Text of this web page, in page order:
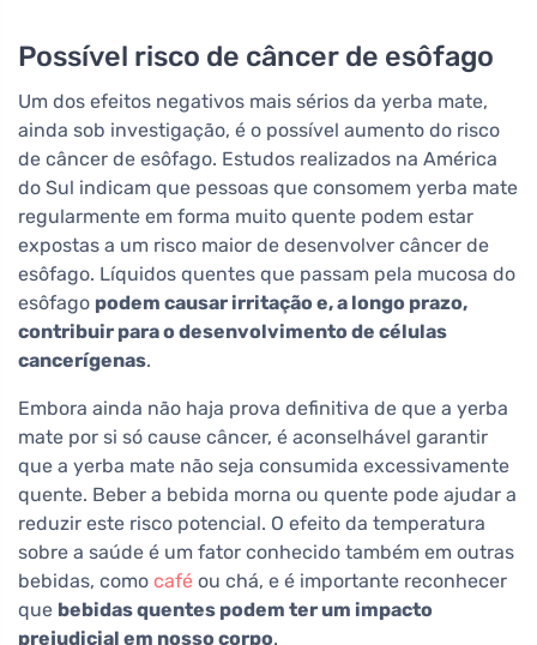
Possível risco de câncer de esôfago
Um dos efeitos negativos mais sérios da yerba mate,
ainda sob investigação, é o possível aumento do risco
de câncer de esôfago. Estudos realizados na América
do Sul indicam que pessoas que consomem yerba mate
regularmente em forma muito quente podem estar
expostas a um risco maior de desenvolver câncer de
esôfago. Líquidos quentes que passam pela mucosa do
esôfago podem causar irritação e, a longo prazo,
contribuir para o desenvolvimento de células
cancerígenas.
Embora ainda não haja prova definitiva de que a yerba
mate por si só cause câncer, é aconselhável garantir
que a yerba mate não seja consumida excessivamente
quente. Beber a bebida morna ou quente pode ajudar a
reduzir este risco potencial. O efeito da temperatura
sobre a saúde é um fator conhecido também em outras
bebidas, como café ou chá, e é importante reconhecer
que bebidas quentes podem ter um impacto
prejudicial em nosso corpo.